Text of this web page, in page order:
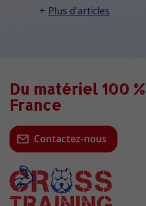
Plus d'articles
Du matériel 100
France
Contactez-nous